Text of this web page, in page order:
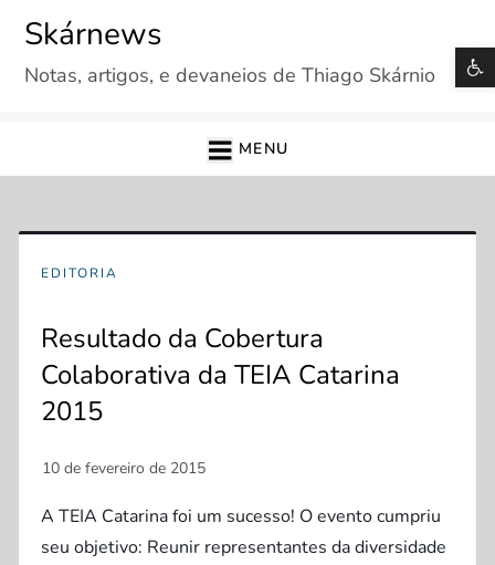
content
Skárnews
Notas, artigos, e devaneios de Thiago Skárnio
MENU
EDITORIA
Resultado da Cobertura
Colaborativa da TEIA Catarina
2015
A TEIA Catarina foi um sucesso! O evento cumpriu
seu objetivo: Reunir representantes da diversidade